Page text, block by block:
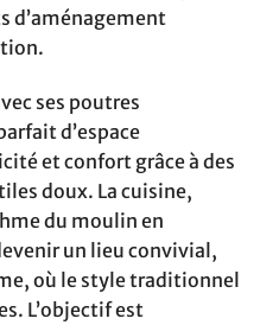
d’aménagement
ses poutres
d’espace
et confort grâce à des
doux. La cuisine,
du moulin en
un lieu convivial,
où le style traditionnel
L’objectif est